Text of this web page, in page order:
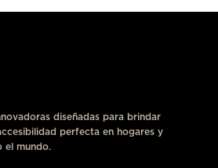
diseñadas para brindar
perfecta en hogares y
el mundo.